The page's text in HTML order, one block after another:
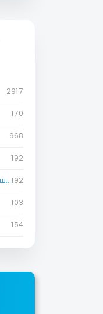
2917
170
968
192
Работа Стропальщиком на завод в Польше →
192
103
154